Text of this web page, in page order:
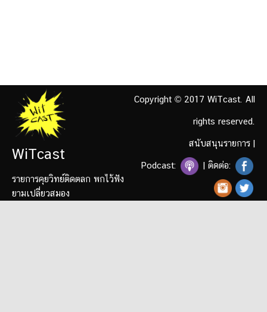
WiTcast
รายการคุยวิทย์ติดตลก พกไว้ฟัง
ยามเปลี่ยวสมอง
Copyright © 2017 WiTcast. All
rights reserved.
สนับสนุนรายการ |
Podcast: | ติดต่อ: